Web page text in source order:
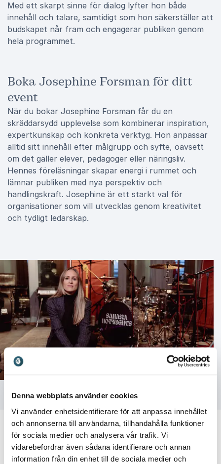
Denna webbplats använder cookies
Vi använder enhetsidentifierare för att anpassa innehållet
och annonserna till användarna, tillhandahålla funktioner
för sociala medier och analysera vår trafik. Vi
vidarebefordrar även sådana identifierare och annan
information från din enhet till de sociala medier och
Med ett skarpt sinne för dialog lyfter hon både
innehåll och talare, samtidigt som hon säkerställer att
budskapet når fram och engagerar publiken genom
hela programmet.
Boka Josephine Forsman för ditt
event
När du bokar Josephine Forsman får du en
skräddarsydd upplevelse som kombinerar inspiration,
expertkunskap och konkreta verktyg. Hon anpassar
alltid sitt innehåll efter målgrupp och syfte, oavsett
om det gäller elever, pedagoger eller näringsliv.
Hennes föreläsningar skapar energi i rummet och
lämnar publiken med nya perspektiv och
handlingskraft. Josephine är ett starkt val för
organisationer som vill utvecklas genom kreativitet
och tydligt ledarskap.